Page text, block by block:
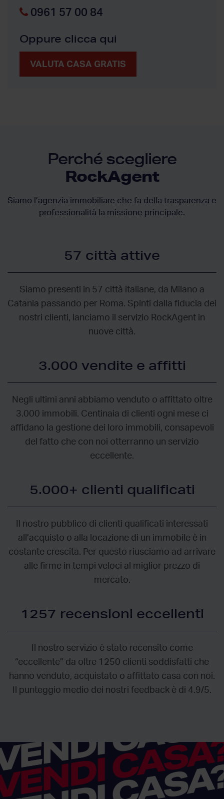
0961 57 00 84
Oppure clicca qui
VALUTA CASA GRATIS
Perché scegliere
RockAgent
Siamo l’agenzia immobiliare che fa della trasparenza e
professionalità la missione principale.
57 città attive
Siamo presenti in 57 città italiane, da Milano a
Catania passando per Roma. Spinti dalla fiducia dei
nostri clienti, lanciamo il servizio RockAgent in
nuove città.
3.000 vendite e affitti
Negli ultimi anni abbiamo venduto o affittato oltre
3.000 immobili. Centinaia di clienti ogni mese ci
affidano la gestione dei loro immobili, consapevoli
del fatto che con noi otterranno un servizio
eccellente.
5.000+ clienti qualificati
Il nostro pubblico di clienti qualificati interessati
all’acquisto o alla locazione di un immobile è in
costante crescita. Per questo riusciamo ad arrivare
alle firme in tempi veloci al miglior prezzo di
mercato.
1257 recensioni eccellenti
Il nostro servizio è stato recensito come
“eccellente” da oltre 1250 clienti soddisfatti che
hanno venduto, acquistato o affittato casa con noi.
Il punteggio medio dei nostri feedback è di 4.9/5.